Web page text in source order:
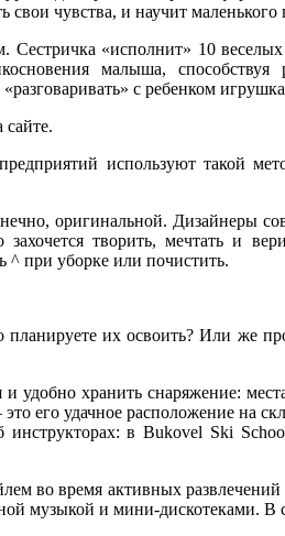
свои чувства, и научит
«ис­полнит» 10
малыша,
с ребенком
используют такой
оригинальной.
творить, мечтать и
^ при уборке или почистить.
их освоить? Или же
хранить сна­ряжение:
его удачное располо­жение на
в Bukovel Ski
во время активных
музыкой и мини-дискотеками.